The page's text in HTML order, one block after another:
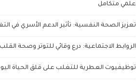
علمي متكامل
تعزيز الصحة النفسية: تأثير الدعم الأسري في
الروابط الاجتماعية: درع وقائي للتوتر وصحة القلب
توظيفيوت العطرية للتغلب على قلق الحياة